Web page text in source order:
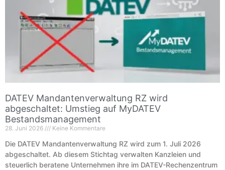
DATEV Mandantenverwaltung RZ wird
abgeschaltet: Umstieg auf MyDATEV
Bestandsmanagement
28. Juni 2026 Keine Kommentare
Die DATEV Mandantenverwaltung RZ wird zum 1. Juli 2026
abgeschaltet. Ab diesem Stichtag verwalten Kanzleien und
steuerlich beratene Unternehmen ihre im DATEV-Rechenzentrum